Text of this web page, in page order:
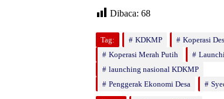
Dibaca: 68
Tag: KDKMP
Koperasi
Koperasi Merah Putih
launching nasional KDKMP
Penggerak Ekonomi Desa